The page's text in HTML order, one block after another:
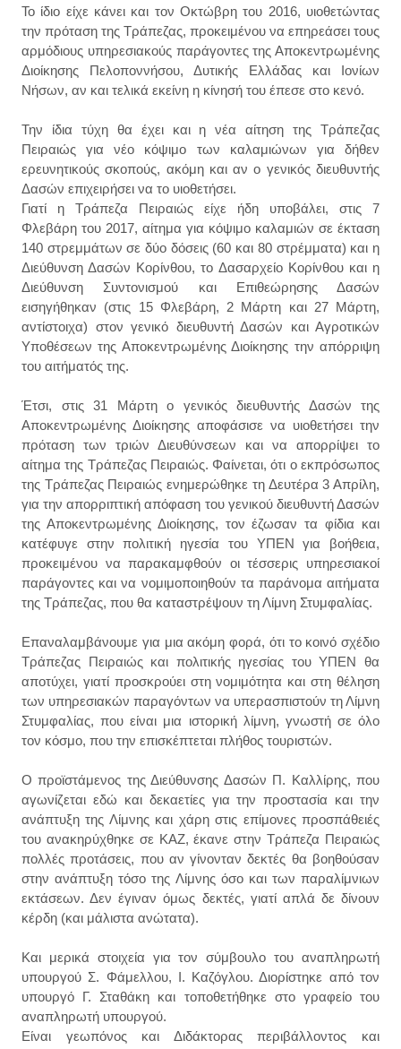
Το ίδιο είχε κάνει και τον Οκτώβρη του 2016, υιοθετώντας
την πρόταση της Τράπεζας, προκειμένου να επηρεάσει τους
αρμόδιους υπηρεσιακούς παράγοντες της Αποκεντρωμένης
Διοίκησης Πελοποννήσου, Δυτικής Ελλάδας και Ιονίων
Νήσων, αν και τελικά εκείνη η κίνησή του έπεσε στο κενό.
Την ίδια τύχη θα έχει και η νέα αίτηση της Τράπεζας
Πειραιώς για νέο κόψιμο των καλαμιώνων για δήθεν
ερευνητικούς σκοπούς, ακόμη και αν ο γενικός διευθυντής
Δασών επιχειρήσει να το υιοθετήσει.
Γιατί η Τράπεζα Πειραιώς είχε ήδη υποβάλει, στις 7
Φλεβάρη του 2017, αίτημα για κόψιμο καλαμιών σε έκταση
140 στρεμμάτων σε δύο δόσεις (60 και 80 στρέμματα) και η
Διεύθυνση Δασών Κορίνθου, το Δασαρχείο Κορίνθου και η
Διεύθυνση Συντονισμού και Επιθεώρησης Δασών
εισηγήθηκαν (στις 15 Φλεβάρη, 2 Μάρτη και 27 Μάρτη,
αντίστοιχα) στον γενικό διευθυντή Δασών και Αγροτικών
Υποθέσεων της Αποκεντρωμένης Διοίκησης την απόρριψη
του αιτήματός της.
Έτσι, στις 31 Μάρτη ο γενικός διευθυντής Δασών της
Αποκεντρωμένης Διοίκησης αποφάσισε να υιοθετήσει την
πρόταση των τριών Διευθύνσεων και να απορρίψει το
αίτημα της Τράπεζας Πειραιώς. Φαίνεται, ότι ο εκπρόσωπος
της Τράπεζας Πειραιώς ενημερώθηκε τη Δευτέρα 3 Απρίλη,
για την απορριπτική απόφαση του γενικού διευθυντή Δασών
της Αποκεντρωμένης Διοίκησης, τον έζωσαν τα φίδια και
κατέφυγε στην πολιτική ηγεσία του ΥΠΕΝ για βοήθεια,
προκειμένου να παρακαμφθούν οι τέσσερις υπηρεσιακοί
παράγοντες και να νομιμοποιηθούν τα παράνομα αιτήματα
της Τράπεζας, που θα καταστρέψουν τη Λίμνη Στυμφαλίας.
Επαναλαμβάνουμε για μια ακόμη φορά, ότι το κοινό σχέδιο
Τράπεζας Πειραιώς και πολιτικής ηγεσίας του ΥΠΕΝ θα
αποτύχει, γιατί προσκρούει στη νομιμότητα και στη θέληση
των υπηρεσιακών παραγόντων να υπερασπιστούν τη Λίμνη
Στυμφαλίας, που είναι μια ιστορική λίμνη, γνωστή σε όλο
τον κόσμο, που την επισκέπτεται πλήθος τουριστών.
Ο προϊστάμενος της Διεύθυνσης Δασών Π. Καλλίρης, που
αγωνίζεται εδώ και δεκαετίες για την προστασία και την
ανάπτυξη της Λίμνης και χάρη στις επίμονες προσπάθειές
του ανακηρύχθηκε σε ΚΑΖ, έκανε στην Τράπεζα Πειραιώς
πολλές προτάσεις, που αν γίνονταν δεκτές θα βοηθούσαν
στην ανάπτυξη τόσο της Λίμνης όσο και των παραλίμνιων
εκτάσεων. Δεν έγιναν όμως δεκτές, γιατί απλά δε δίνουν
κέρδη (και μάλιστα ανώτατα).
Και μερικά στοιχεία για τον σύμβουλο του αναπληρωτή
υπουργού Σ. Φάμελλου, Ι. Καζόγλου. Διορίστηκε από τον
υπουργό Γ. Σταθάκη και τοποθετήθηκε στο γραφείο του
αναπληρωτή υπουργού.
Είναι γεωπόνος και Διδάκτορας περιβάλλοντος και